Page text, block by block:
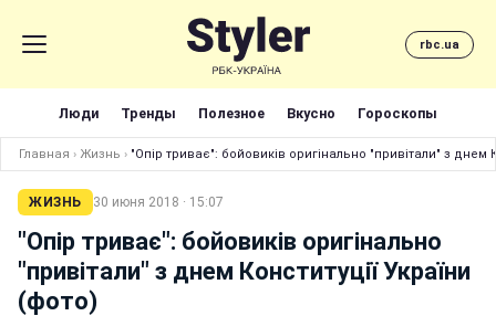
rbc.ua
Люди Тренды Полезное Вкусно Гороскопы
Главная › Жизнь › "Опір триває": бойовиків оригінально "привітали" з днем
ЖИЗНЬ 30 июня 2018 · 15:07
"Опір триває": бойовиків оригінально
"привітали" з днем Конституції України
(фото)